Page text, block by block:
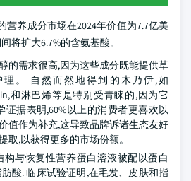
营养成分市场在2024年价值为7.7亿美
将扩大6.7%的含氨基酸。
的需求很高,因为这些成分既能提供草
。 自然而然地得到的木乃伊,如
和淋巴烯等是特别受青睐的,因为它
证据表明,60%以上的消费者更喜欢以
值作为补充,这导致品牌诉诸生态友好
取,以获得更多的市场份额。
构与恢复性营养蛋白溶液被配以蛋白
酸. 临床试验证明,在毛发、皮肤和指